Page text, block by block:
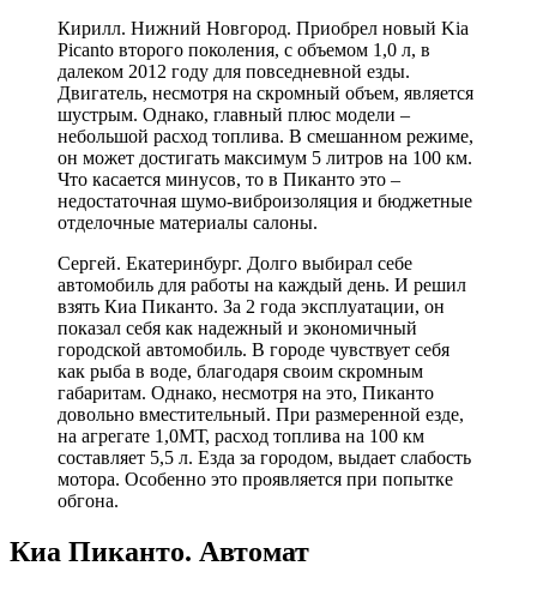
Кирилл. Нижний Новгород. Приобрел новый Kia
Picanto второго поколения, с объемом 1,0 л, в
далеком 2012 году для повседневной езды.
Двигатель, несмотря на скромный объем, является
шустрым. Однако, главный плюс модели –
небольшой расход топлива. В смешанном режиме,
он может достигать максимум 5 литров на 100 км.
Что касается минусов, то в Пиканто это –
недостаточная шумо-виброизоляция и бюджетные
отделочные материалы салоны.
Сергей. Екатеринбург. Долго выбирал себе
автомобиль для работы на каждый день. И решил
взять Киа Пиканто. За 2 года эксплуатации, он
показал себя как надежный и экономичный
городской автомобиль. В городе чувствует себя
как рыба в воде, благодаря своим скромным
габаритам. Однако, несмотря на это, Пиканто
довольно вместительный. При размеренной езде,
на агрегате 1,0МТ, расход топлива на 100 км
составляет 5,5 л. Езда за городом, выдает слабость
мотора. Особенно это проявляется при попытке
обгона.
Киа Пиканто. Автомат